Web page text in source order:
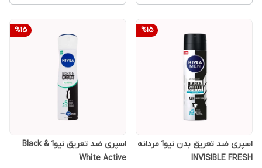
%15
اسپری ضد تعریق بدن نیوآ مردانه
INVISIBLE FRESH
%15
اسپری ضد تعریق نیوآ Black &
White Active